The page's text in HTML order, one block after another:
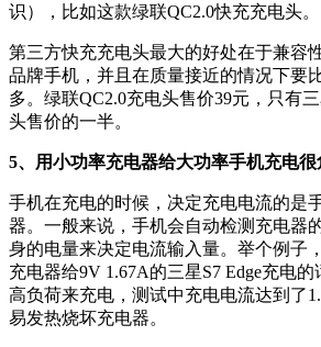
识），比如这款绿联QC2.0快充充电头。
第三方快充充电头最大的好处在于兼容
品牌手机，并且在质量接近的情况下要
多。绿联QC2.0充电头售价39元，只有
头售价的一半。
5、用小功率充电器给大功率手机充电很
手机在充电的时候，决定充电电流的是
器。一般来说，手机会自动检测充电器
身的电量来决定电流输入量。举个例子
充电器给9V 1.67A的三星S7 Edge充电
高负荷来充电，测试中充电电流达到了
易发热烧坏充电器。